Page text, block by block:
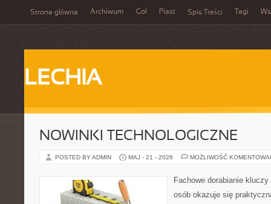
Strona główna Archiwum Gol Piast Spis Treści Tagi
LECHIA
NOWINKI TECHNOLOGICZNE
POSTED BY ADMIN MAJ - 21 - 2026 MOŻLIWOŚĆ
Fachowe dorabianie
osób okazuje się